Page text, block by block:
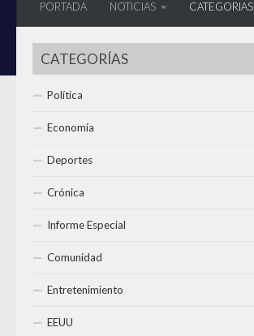
PORTADA NOTICIAS CATEGORIAS
CATEGORÍAS
Política
Economía
Deportes
Crónica
Informe Especial
Comunidad
Entretenimiento
EEUU